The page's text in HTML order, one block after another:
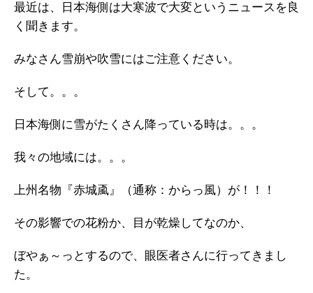
最近は、日本海側は大寒波で大変というニュースを良
く聞きます。
みなさん雪崩や吹雪にはご注意ください。
そして。。。
日本海側に雪がたくさん降っている時は。。。
我々の地域には。。。
上州名物『赤城颪』（通称：からっ風）が！！！
その影響での花粉か、目が乾燥してなのか、
ぼやぁ～っとするので、眼医者さんに行ってきまし
た。